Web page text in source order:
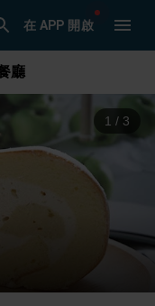
在 APP 開啟
廳
1 / 3